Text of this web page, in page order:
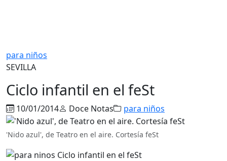
para niños
SEVILLA
Ciclo infantil en el feSt
10/01/2014 Doce Notas para niños
'Nido azul', de Teatro en el aire. Cortesía feSt